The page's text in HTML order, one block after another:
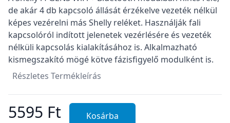
de akár 4 db kapcsoló állását érzékelve vezeték nélkül
képes vezérelni más Shelly reléket. Használják fali
kapcsolóról indított jelenetek vezérlésére és vezeték
nélküli kapcsolás kialakításához is. Alkalmazható
kismegszakító mögé kötve fázisfigyelő modulként is.
Részletes Termékleírás
5595 Ft Kosárba